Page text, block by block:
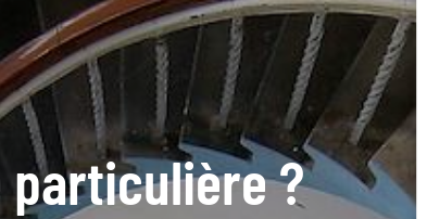
particulière ?